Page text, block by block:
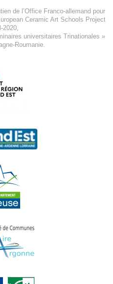
de l’Office Franco-allemand pour
Ceramic Art Schools Project
2020
universitaires Trinationales »
Roumanie.